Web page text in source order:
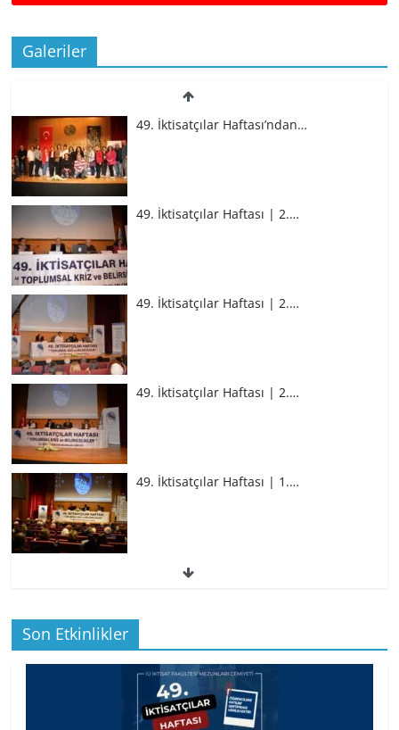
Galeriler
49. İktisatçılar Haftası’ndan…
49. İktisatçılar Haftası | 2.…
49. İktisatçılar Haftası | 2.…
49. İktisatçılar Haftası | 2.…
49. İktisatçılar Haftası | 1.…
49. İktisatçılar Haftası | 1.…
BİZ İKTİSATLILAR: İÇİMİZDEN BİRİ PROF.
…
Son Etkinlikler